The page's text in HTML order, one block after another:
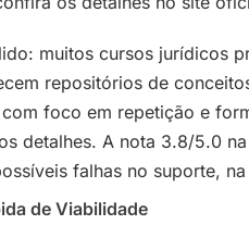
muitos cursos jurídicos
repositórios de
foco em repetição e
detalhes. A nota 3.8/5.0
falhas no suporte,
de Viabilidade